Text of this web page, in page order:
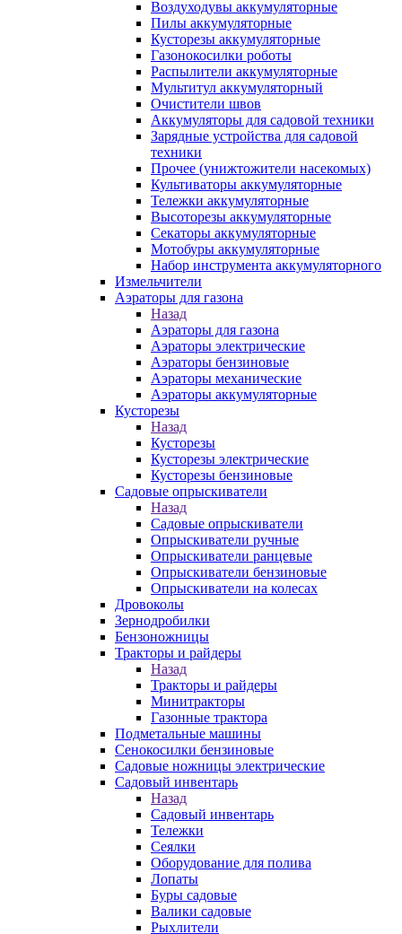
Воздуходувы аккумуляторные
Пилы аккумуляторные
Кусторезы аккумуляторные
Газонокосилки роботы
Распылители аккумуляторные
Мультитул аккумуляторный
Очистители швов
Аккумуляторы для садовой техники
Зарядные устройства для садовой
техники
Прочее (унижтожители насекомых)
Культиваторы аккумуляторные
Тележки аккумуляторные
Высоторезы аккумуляторные
Секаторы аккумуляторные
Мотобуры аккумуляторные
Набор инструмента аккумуляторного
Измельчители
Аэраторы для газона
Назад
Аэраторы для газона
Аэраторы электрические
Аэраторы бензиновые
Аэраторы механические
Аэраторы аккумуляторные
Кусторезы
Назад
Кусторезы
Кусторезы электрические
Кусторезы бензиновые
Садовые опрыскиватели
Назад
Садовые опрыскиватели
Опрыскиватели ручные
Опрыскиватели ранцевые
Опрыскиватели бензиновые
Опрыскиватели на колесах
Дровоколы
Зернодробилки
Бензоножницы
Тракторы и райдеры
Назад
Тракторы и райдеры
Минитракторы
Газонные трактора
Подметальные машины
Сенокосилки бензиновые
Садовые ножницы электрические
Садовый инвентарь
Назад
Садовый инвентарь
Тележки
Сеялки
Оборудование для полива
Лопаты
Буры садовые
Валики садовые
Рыхлители